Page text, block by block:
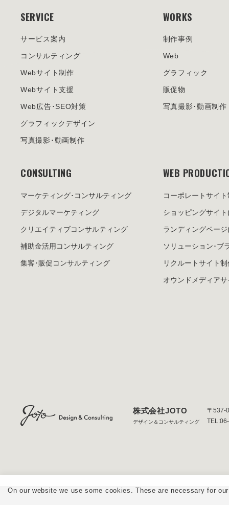
SERVICE
サービス案内
コンサルティング
Webサイト制作
Webサイト支援
Web広告･SEO対策
グラフィックデザイン
写真撮影･動画制作
WORKS
制作事例
Web
グラフィック
販促物
写真撮影･動画制作
CONSULTING
マーケティング･ コンサルティング
デジタルマーケティング
クリエイティブコンサルティング
補助金活用 コンサルティング
集客･販促コンサルティング
WEB
コーポレートサイト
ショッピングサイト
ランディングページ
ソリューション･ブ
リクルートサイト制
オウンドメディアサ
株式会社JOTO
デザイン＆コンサルティング
〒537-
On our website we use some cookies. These are necessary for